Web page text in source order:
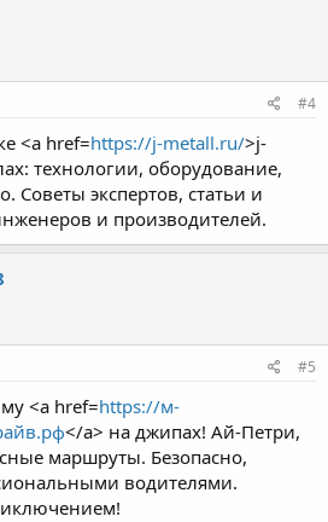
#4
<a href=https://j-metall.ru/>j-
технологии, оборудование,
Советы экспертов, статьи и
и производителей.
#5
<a href=https://м-
</a> на джипах! Ай-Петри,
маршруты. Безопасно,
водителями.